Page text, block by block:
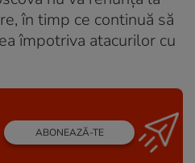
în timp ce continuă să
împotriva atacurilor cu
ABONEAZĂ-TE